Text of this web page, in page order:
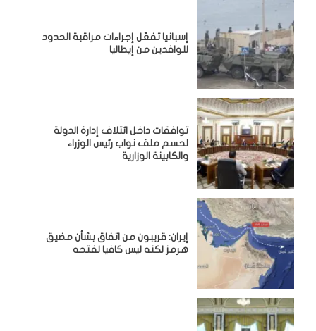
إسبانيا تفعّل إجراءات مراقبة الحدود
للوافدين من إيطاليا
توافقات داخل ائتلاف إدارة الدولة
لحسم ملف نواب رئيس الوزراء
والكابينة الوزارية
إيران: قريبون من اتفاق بشأن مضيق
هرمز لكنه ليس كافيا لفتحه